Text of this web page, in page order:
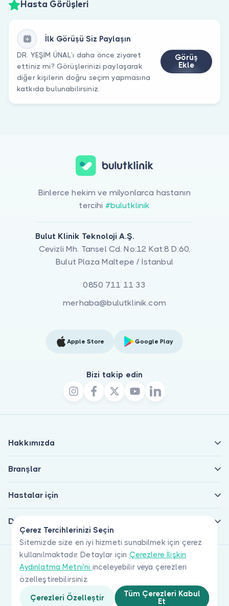
Hasta Görüşleri
İlk Görüşü Siz Paylaşın
DR. YEŞİM ÜNAL’ı daha önce ziyaret
ettiniz mi? Görüşlerinizi paylaşarak
diğer kişilerin doğru seçim yapmasına
katkıda bulunabilirsiniz.
Görüş
Ekle
Çerez Tercihlerinizi Seçin
Sitemizde size en iyi hizmeti sunabilmek için çerez
kullanılmaktadır. Detaylar için Çerezlere İlişkin
Aydınlatma Metni'ni inceleyebilir veya çerezleri
özelleştirebilirsiniz.
Çerezleri Özelleştir
Tüm Çerezleri Kabul
Et
Binlerce hekim ve milyonlarca hastanın
tercihi #bulutklinik
Bulut Klinik Teknoloji A.Ş.
Cevizli Mh. Tansel Cd. No:12 Kat:8 D:60,
Bulut Plaza Maltepe / İstanbul
0850 711 11 33
merhaba@bulutklinik.com
Apple Store Google Play
Bizi takip edin
Hakkımızda
Branşlar
Hastalar için
Doktorlar için